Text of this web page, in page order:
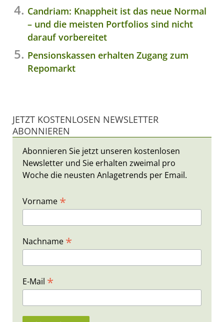
Candriam: Knappheit ist das neue Normal
– und die meisten Portfolios sind nicht
darauf vorbereitet
Pensionskassen erhalten Zugang zum
Repomarkt
JETZT KOSTENLOSEN NEWSLETTER
ABONNIEREN
Abonnieren Sie jetzt unseren kostenlosen
Newsletter und Sie erhalten zweimal pro
Woche die neusten Anlagetrends per Email.
Vorname *
Nachname *
E-Mail *